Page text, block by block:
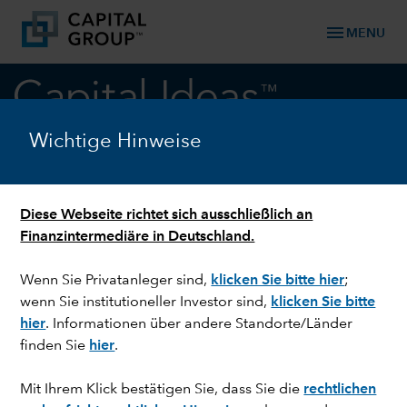
Wichtige Hinweise
Diese Webseite richtet sich ausschließlich an
Finanzintermediäre in Deutschland.
Wenn Sie Privatanleger sind, klicken Sie bitte hier;
wenn Sie institutioneller Investor sind, klicken Sie bitte
hier. Informationen über andere Standorte/Länder
finden Sie hier.
Mit Ihrem Klick bestätigen Sie, dass Sie die rechtlichen
menu MENU
Aktien
US-AKTIEN
Breiter, stabiler, beständiger:
Der US-Markt ändert sich